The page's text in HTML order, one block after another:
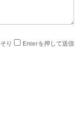
り Enterを押して送信